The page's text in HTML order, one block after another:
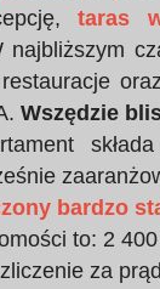
taras
najbliższym
Wszędzie
bardzo
to: 2
za